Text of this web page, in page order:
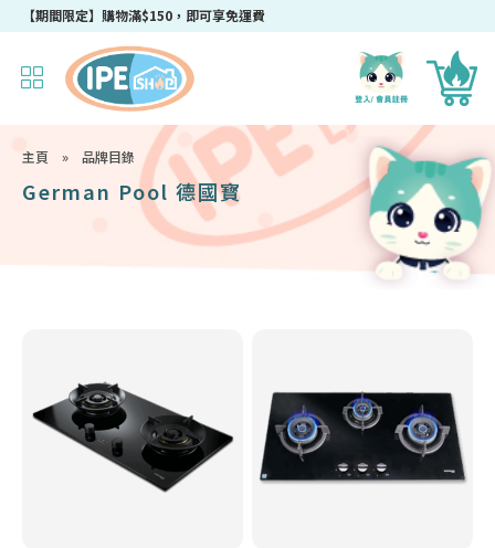
【期間限定】購物滿$150，即可享免運費
成為IPEshop會員，新會員即可獲得迎新$50購物優惠碼！
主頁 » 品牌目錄
German Pool 德國寳